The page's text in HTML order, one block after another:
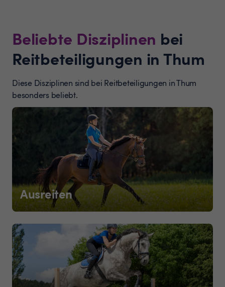
Beliebte Disziplinen bei
Reitbeteiligungen in Thum
Diese Disziplinen sind bei Reitbeteiligungen in Thum
besonders beliebt.
Ausreiten